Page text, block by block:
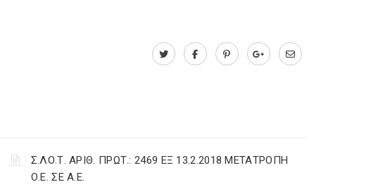
Σ.ΛΟ.Τ. ΑΡΙΘ. ΠΡΩΤ.: 2469 ΕΞ 13.2.2018 ΜΕΤΑΤΡΟΠΗ
Ο.Ε. ΣΕ Α.Ε.